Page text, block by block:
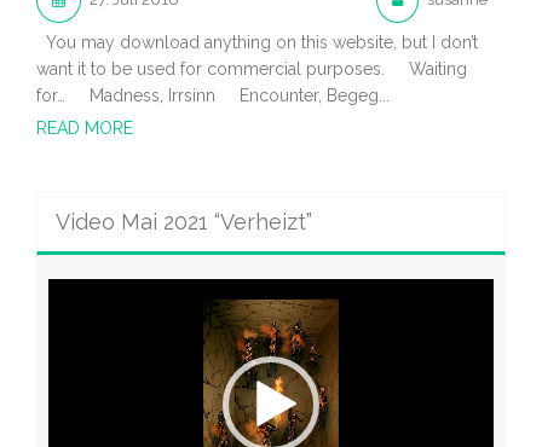
You may download anything on this website, but I don’t
want it to be used for commercial purposes. Waiting
for… Madness, Irrsinn Encounter, Begeg...
READ MORE
Video Mai 2021 “Verheizt”